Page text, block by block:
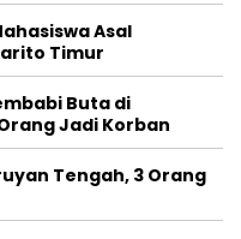
Asal
Timur
Buta di
Jadi Korban
Tengah, 3 Orang